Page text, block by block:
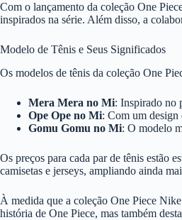
Com o lançamento da coleção One
inspirados na série. Além disso, a
Modelo de Tênis e Seus Significados
Os modelos de tênis da coleção One
Mera Mera no Mi: Inspirado no
Ope Ope no Mi: Com um design
Gomu Gomu no Mi: O modelo
Os preços para cada par de tênis estão
camisetas e jerseys, ampliando ainda
À medida que a coleção One Piece
história de One Piece, mas também